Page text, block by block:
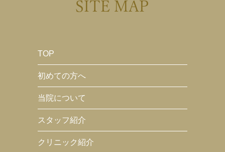
SITE MAP
TOP
初めての方へ
当院について
スタッフ紹介
クリニック紹介